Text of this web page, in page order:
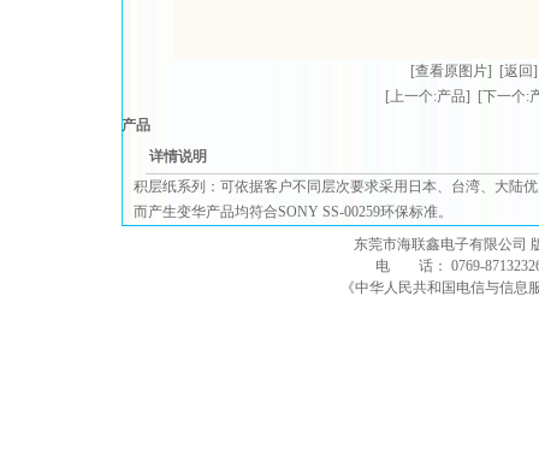
[查看原图片]
[返回]
[上一个:产品]
[下一个:
产品
详情说明
积层纸系列：可依据客户不同层次要求采用日本、台湾、大陆
而产生变华产品均符合SONY SS-00259环保标准。
东莞市海联鑫电子有限公司
电 话： 0769-
《中华人民共和国电信与信息